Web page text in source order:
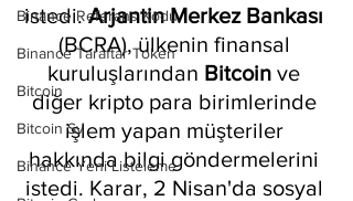
Binance Referans Kodu
Binance Taraftar Token
Bitcoin
Bitcoin Sv
Binance Yeni Listeleme
istedi. Arjantin Merkez Bankası
(BCRA), ülkenin finansal
kuruluşlarından Bitcoin ve
diğer kripto para birimlerinde
işlem yapan müşteriler
hakkında bilgi göndermelerini
istedi. Karar, 2 Nisan'da sosyal